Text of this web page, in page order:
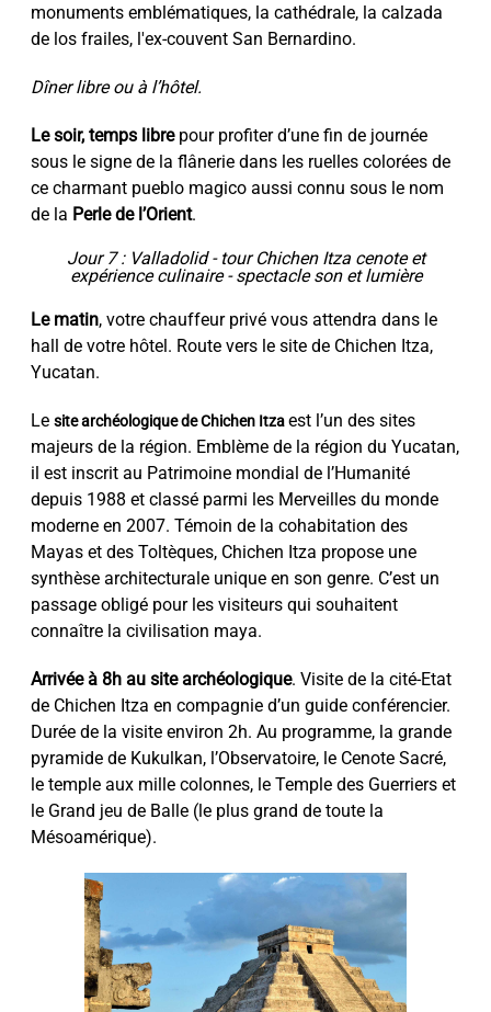
monuments emblématiques, la cathédrale, la calzada
de los frailes, l'ex-couvent San Bernardino.
Dîner libre ou à l’hôtel.
Le soir, temps librepour profiter d’une fin de journée
sous le signe de la flânerie dans les ruelles colorées de
ce charmant pueblo magico aussi connu sous le nom
de la Perle de l’Orient.
Jour 7 : Valladolid - tour Chichen Itza cenote et
expérience culinaire - spectacle son et lumière
Le matin, votre chauffeur privé vous attendra dans le
hall de votre hôtel. Route vers le site de Chichen Itza,
Yucatan.
Le site archéologique de Chichen Itzaest l’un des sites
majeurs de la région. Emblème de la région du Yucatan,
il est inscrit au Patrimoine mondial de l’Humanité
depuis 1988 et classé parmi les Merveilles du monde
moderne en 2007. Témoin de la cohabitation des
Mayas et des Toltèques, Chichen Itza propose une
synthèse architecturale unique en son genre. C’est un
passage obligé pour les visiteurs qui souhaitent
connaître la civilisation maya.
Arrivée à 8h au site archéologique. Visite de la cité-Etat
de Chichen Itza en compagnie d’un guide conférencier.
Durée de la visite environ 2h. Au programme, la grande
pyramide de Kukulkan, l’Observatoire, le Cenote Sacré,
le temple aux mille colonnes, le Temple des Guerriers et
le Grand jeu de Balle (le plus grand de toute la
Mésoamérique).